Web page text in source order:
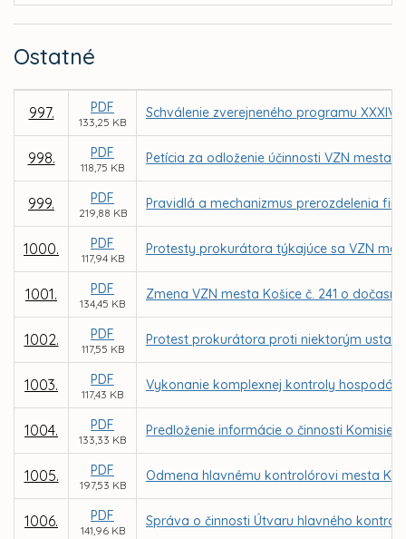
Ostatné
997. PDF
133,25 KB
Schválenie zverejneného programu
998. PDF
118,75 KB
Petícia za odloženie účinnosti VZN mesta
999. PDF
219,88 KB
Pravidlá a mechanizmus prerozdelenia
1000. PDF
117,94 KB
Protesty prokurátora týkajúce sa VZN
1001. PDF
134,45 KB
Zmena VZN mesta Košice č. 241 o
1002. PDF
117,55 KB
Protest prokurátora proti niektorým
1003. PDF
117,43 KB
Vykonanie komplexnej kontroly
1004. PDF
133,33 KB
Predloženie informácie o činnosti
1005. PDF
197,53 KB
Odmena hlavnému kontrolórovi mesta
1006. PDF
141,96 KB
Správa o činnosti Útvaru hlavného